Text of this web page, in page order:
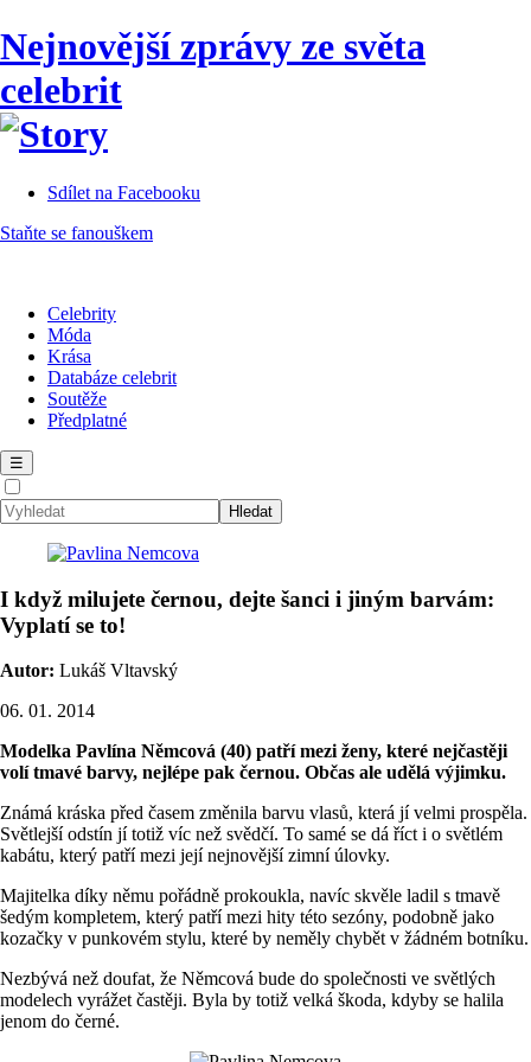
Nejnovější zprávy ze světa
celebrit
Sdílet na Facebooku
Staňte se fanouškem
Celebrity
Móda
Krása
Databáze celebrit
Soutěže
Předplatné
☰
I když milujete černou, dejte šanci i jiným barvám:
Vyplatí se to!
Autor: Lukáš Vltavský
06. 01. 2014
Modelka Pavlína Němcová (40) patří mezi ženy, které nejčastěji
volí tmavé barvy, nejlépe pak černou. Občas ale udělá výjimku.
Známá kráska před časem změnila barvu vlasů, která jí velmi prospěla.
Světlejší odstín jí totiž víc než svědčí. To samé se dá říct i o světlém
kabátu, který patří mezi její nejnovější zimní úlovky.
Majitelka díky němu pořádně prokoukla, navíc skvěle ladil s tmavě
šedým kompletem, který patří mezi hity této sezóny, podobně jako
kozačky v punkovém stylu, které by neměly chybět v žádném botníku.
Nezbývá než doufat, že Němcová bude do společnosti ve světlých
modelech vyrážet častěji. Byla by totiž velká škoda, kdyby se halila
jenom do černé.